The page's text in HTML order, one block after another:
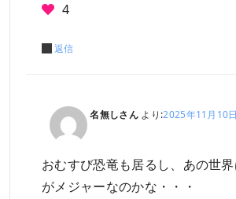
4
返信
名無しさん より:2025年11月10
おむすび恐竜も居るし、あの世
がメジャーなのかな・・・